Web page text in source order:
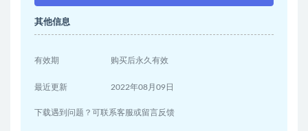
其他信息
有效期 购买后永久有效
最近更新 2022年08月09日
下载遇到问题？可联系客服或留言反馈